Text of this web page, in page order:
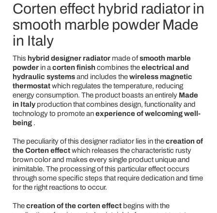
Corten effect hybrid radiator in
smooth marble powder Made
in Italy
This hybrid designer radiatormade ofsmooth marble
powderin a corten finish combines theelectrical and
hydraulic systemsand includes thewireless magnetic
thermostatwhich regulates the temperature, reducing
energy consumption. The product boasts an entirely Made
in Italyproduction that combines design, functionality and
technology to promote anexperience of welcoming well-
being.
The peculiarity of this designer radiator lies in thecreation of
the Corten effectwhich releases the characteristic rusty
brown color and makes every single product unique and
inimitable. The processing of this particular effect occurs
through some specific steps that require dedication and time
for the right reactions to occur.
Thecreation of the corten effectbegins with the